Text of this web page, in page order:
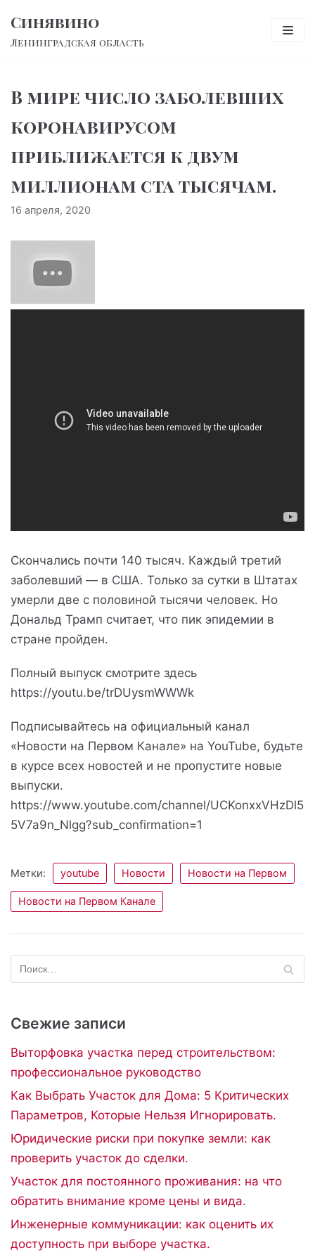
Перейти
к
Синявино
Ленинградская область
В мире число заболевших
коронавирусом
приближается к двум
миллионам ста тысячам.
16 апреля, 2020
Скончались почти 140 тысяч. Каждый третий
заболевший — в США. Только за сутки в Штатах
умерли две с половиной тысячи человек. Но
Дональд Трамп считает, что пик эпидемии в
стране пройден.
Полный выпуск смотрите здесь
https://youtu.be/trDUysmWWWk
Подписывайтесь на официальный канал
«Новости на Первом Канале» на YouTube, будьте
в курсе всех новостей и не пропустите новые
выпуски.
https://www.youtube.com/channel/UCKonxxVHzDl5
5V7a9n_Nlgg?sub_confirmation=1
Метки: youtube Новости Новости на Первом
Новости на Первом Канале
Свежие записи
Выторфовка участка перед строительством:
профессиональное руководство
Как Выбрать Участок для Дома: 5 Критических
Параметров, Которые Нельзя Игнорировать.
Юридические риски при покупке земли: как
проверить участок до сделки.
Участок для постоянного проживания: на что
обратить внимание кроме цены и вида.
Инженерные коммуникации: как оценить их
доступность при выборе участка.